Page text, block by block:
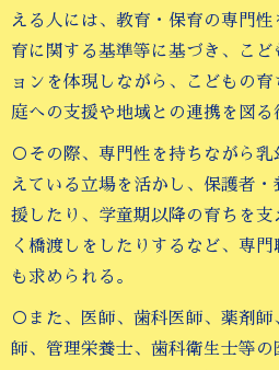
える人には、教育・保育の専門
育に関する基準等に基づき、こ
ョンを体現しながら、こどもの
庭への支援や地域との連携を図る
○その際、専門性を持ちながら乳
えている立場を活かし、保護者
援したり、学童期以降の育ちを
く橋渡しをしたりするなど、専
も求められる。
○また、医師、歯科医師、薬剤師
師、管理栄養士、歯科衛生士等